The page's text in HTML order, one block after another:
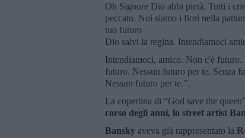
Oh Signore Dio abbi pietà. Tutti i
peccato. Noi siamo i fiori nella
tuo futuro
Dio salvi la regina. Intendiamoci
Intendiamoci, amico. Non c'è
futuro. Nessun futuro per te. Senza
Nessun futuro per te.”.
La copertina di “God save the
corso degli anni, lo street artist
Bansky aveva già rappresentato la